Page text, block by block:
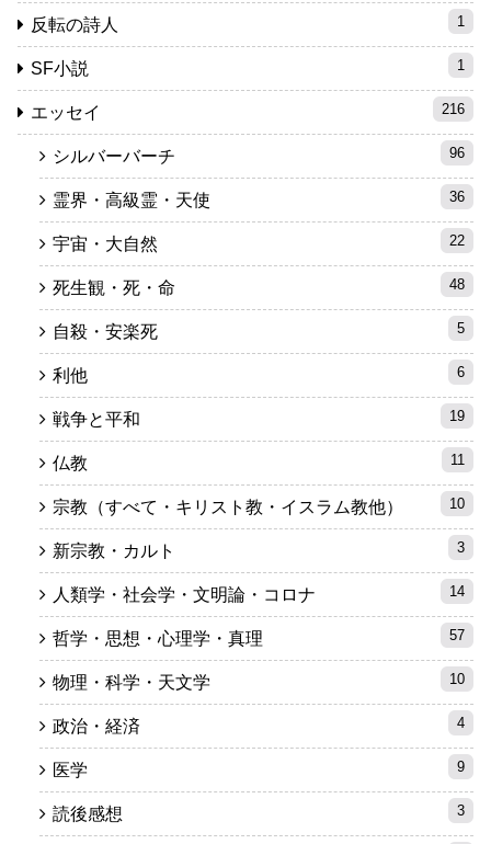
反転の詩人 1
SF小説 1
エッセイ 216
シルバーバーチ 96
霊界・高級霊・天使 36
宇宙・大自然 22
死生観・死・命 48
自殺・安楽死 5
利他 6
戦争と平和 19
仏教 11
宗教（すべて・キリスト教・イスラム教他） 10
新宗教・カルト 3
人類学・社会学・文明論・コロナ 14
哲学・思想・心理学・真理 57
物理・科学・天文学 10
政治・経済 4
医学 9
読後感想 3